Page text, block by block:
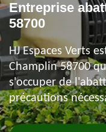
Entreprise
58700
HJ Espaces Verts
Champlin 58700
s'occuper de
précautions